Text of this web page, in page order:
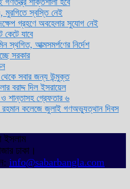
মুরগিতে স্বস্তি নেই
গ্রহণে অবহেলার সুযোগ নেই
যাবে
স্থগিত, আত্মসমর্পণের নির্দেশ
সরকার
সবার জন্য উন্মুক্ত
বরাদ্দ দিল ইসরায়েল
ও শান্তাসহ গ্রেফতার ৬
রহমান কলেজে জুলাই গণঅভ্যুত্থান দিবস
ইসলাম
ঢাকা।
info@sabarbangla.com